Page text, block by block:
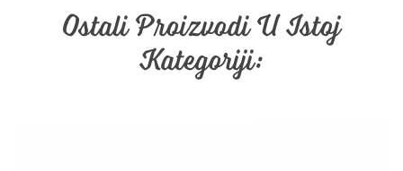
Ostali Proizvodi U Istoj
Kategoriji: